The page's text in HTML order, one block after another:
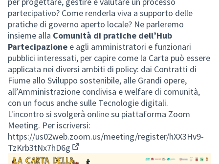
partecipativo? Come renderla viva a supporto delle
pratiche di governo aperto locale? Ne parleremo
insieme alla Comunità di pratiche dell’Hub
Partecipazione e agli amministratori e funzionari
pubblici interessati, per capire come la Carta può essere
applicata nei diversi ambiti di policy: dai Contratti di
Fiume allo Sviluppo sostenibile, alle Grandi opere,
all’Amministrazione condivisa e welfare di comunità,
con un focus anche sulle Tecnologie digitali.
L'incontro si svolgerà online su piattaforma Zoom
Meeting. Per iscriversi:
https://us02web.zoom.us/meeting/register/hXX3Hv9-
TzKrb3tNx7hD6g
(Collegamento esterno)